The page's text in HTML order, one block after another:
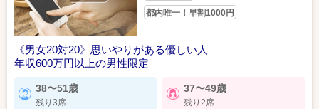
都内唯一！早割1000円
《男女20対20》思いやりがある優しい人
年収600万円以上の男性限定
38〜51歳
残り3席
37〜49歳
残り2席